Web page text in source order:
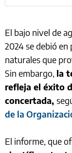
El bajo nivel de
2024 se debió
naturales que
Sin embargo, la
refleja el éxito
concertada,
de la
El informe, que